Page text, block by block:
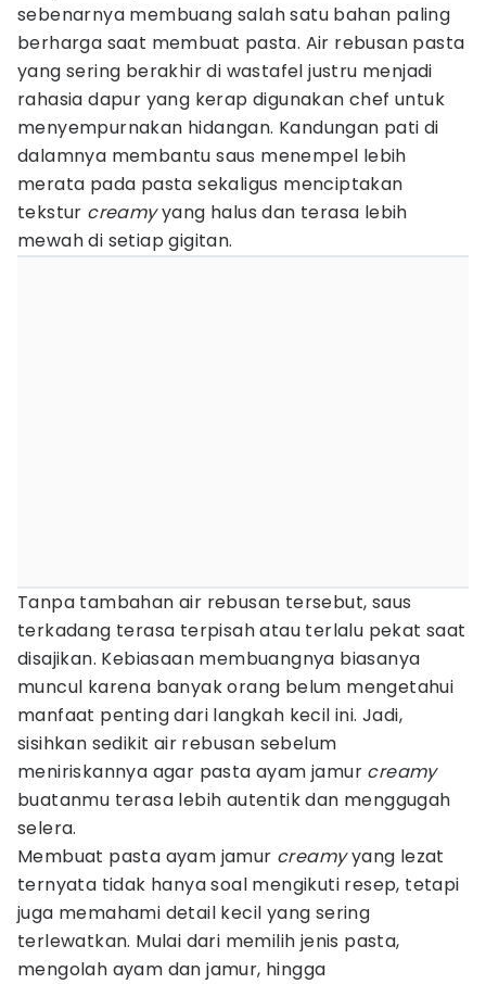
sebenarnya membuang salah satu bahan paling
berharga saat membuat pasta. Air rebusan pasta
yang sering berakhir di wastafel justru menjadi
rahasia dapur yang kerap digunakan chef untuk
menyempurnakan hidangan. Kandungan pati di
dalamnya membantu saus menempel lebih
merata pada pasta sekaligus menciptakan
tekstur creamyyang halus dan terasa lebih
mewah di setiap gigitan.
Tanpa tambahan air rebusan tersebut, saus
terkadang terasa terpisah atau terlalu pekat saat
disajikan. Kebiasaan membuangnya biasanya
muncul karena banyak orang belum mengetahui
manfaat penting dari langkah kecil ini. Jadi,
sisihkan sedikit air rebusan sebelum
meniriskannya agar pasta ayam jamur creamy
buatanmu terasa lebih autentik dan menggugah
selera.
Membuat pasta ayam jamur creamyyang lezat
ternyata tidak hanya soal mengikuti resep, tetapi
juga memahami detail kecil yang sering
terlewatkan. Mulai dari memilih jenis pasta,
mengolah ayam dan jamur, hingga